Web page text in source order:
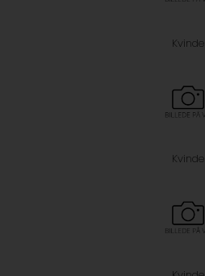
Kvinde
Kvinde